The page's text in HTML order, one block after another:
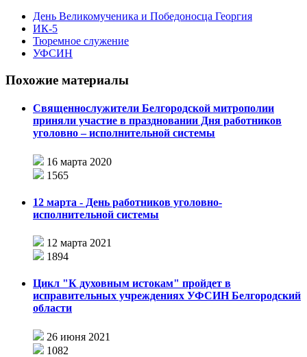
День Великомученика и Победоносца Георгия
ИК-5
Тюремное служение
УФСИН
Похожие материалы
Священнослужители Белгородской митрополии
приняли участие в праздновании Дня работников
уголовно – исполнительной системы
16 марта 2020
1565
12 марта - День работников уголовно-
исполнительной системы
12 марта 2021
1894
Цикл "К духовным истокам" пройдет в
исправительных учреждениях УФСИН Белгородский
области
26 июня 2021
1082